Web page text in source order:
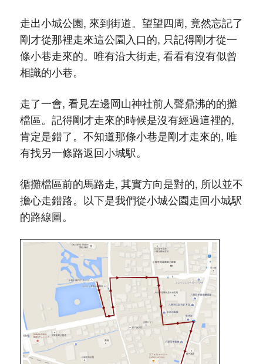
走出小城公園, 來到街道。望望四周, 竟然忘記了
剛才從那裡走來這公園入口的, 只記得剛才從一
條小巷走來的。唯有沿大街走, 看看有沒有似曾
相識的小巷。
走了一會, 看見左邊岡山神社前人聲鼎沸的的攤
檔區。記得剛才走來的時候是沒有經過這裡的,
肯定是錯了。不知道那條小巷是剛才走來的, 唯
有找另一條路返回小城駅。
循攤檔區前的馬路走, 其實方向是對的, 所以並不
擔心走錯路。以下是我們從小城公園走回小城駅
的路線圖。